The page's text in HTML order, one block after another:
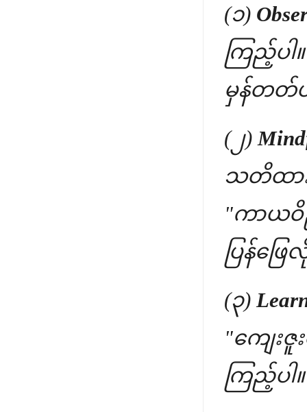
(၁)
ကြည့်ပါ
မှန်တတ်
(၂)
သတိထာ
"ကာယဝိ
ပြန်ဖြေ
(၃)
"ကျေ
ကြည့်ပါ။